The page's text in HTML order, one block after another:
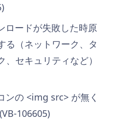
ロードが失敗した時原
る（ネットワーク、タ
セキュリティなど）
ンの <img src> が無く
106605)